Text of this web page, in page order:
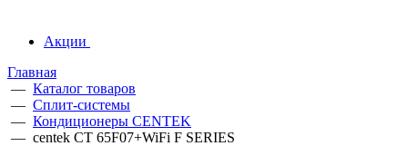
Акции
Главная
— Каталог товаров
— Сплит-системы
— Кондиционеры CENTEK
— centek CT 65F07+WiFi F SERIES